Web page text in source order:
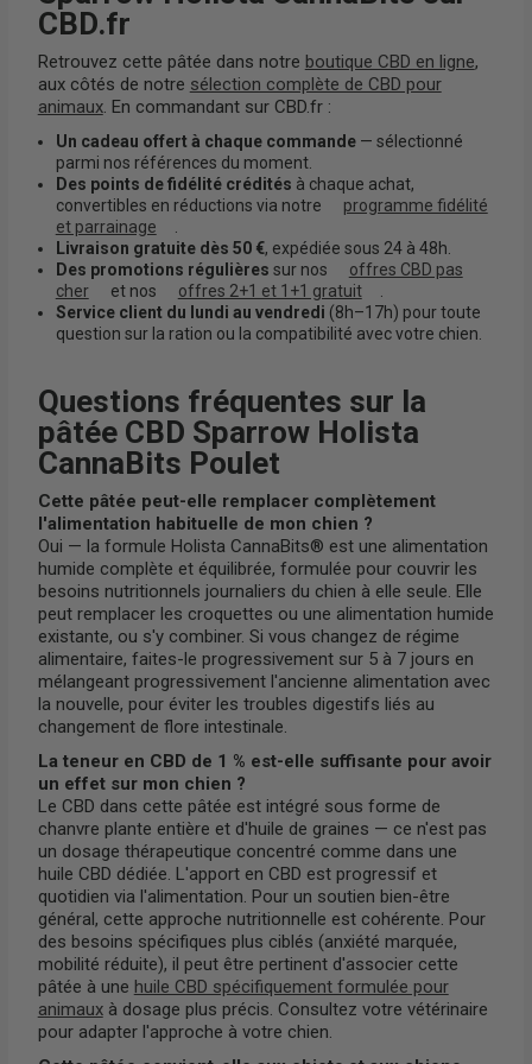
CBD.fr
Retrouvez cette pâtée dans notre boutique CBD en ligne,
aux côtés de notre sélection complète de CBD pour
animaux. En commandant sur CBD.fr :
Un cadeau offert à chaque commande— sélectionné
parmi nos références du moment.
Des points de fidélité crédités à chaque achat,
convertibles en réductions via notre
programme fidélité
et parrainage
Livraison gratuite dès 50 €, expédiée sous 24 à 48h.
Des promotions régulières sur nos
offres CBD pas
cher
et nos offres 2+1 et 1+1 gratuit
Service client du lundi au vendredi (8h–17h) pour toute
question sur la ration ou la compatibilité avec votre chien.
Questions fréquentes sur la
pâtée CBD Sparrow Holista
CannaBits Poulet
Cette pâtée peut-elle remplacer complètement
l'alimentation habituelle de mon chien ?
Oui — la formule Holista CannaBits® est une alimentation
humide complète et équilibrée, formulée pour couvrir les
besoins nutritionnels journaliers du chien à elle seule. Elle
peut remplacer les croquettes ou une alimentation humide
existante, ou s'y combiner. Si vous changez de régime
alimentaire, faites-le progressivement sur 5 à 7 jours en
mélangeant progressivement l'ancienne alimentation avec
la nouvelle, pour éviter les troubles digestifs liés au
changement de flore intestinale.
La teneur en CBD de 1 % est-elle suffisante pour avoir
un effet sur mon chien ?
Le CBD dans cette pâtée est intégré sous forme de
chanvre plante entière et d'huile de graines — ce n'est pas
un dosage thérapeutique concentré comme dans une
huile CBD dédiée. L'apport en CBD est progressif et
quotidien via l'alimentation. Pour un soutien bien-être
général, cette approche nutritionnelle est cohérente. Pour
des besoins spécifiques plus ciblés (anxiété marquée,
mobilité réduite), il peut être pertinent d'associer cette
pâtée à une huile CBD spécifiquement formulée pour
animauxà dosage plus précis. Consultez votre vétérinaire
pour adapter l'approche à votre chien.